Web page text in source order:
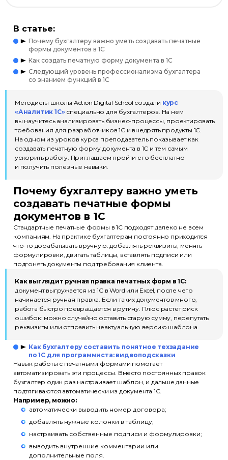
В статье:
Почему бухгалтеру важно уметь создавать печатные
формы документов в 1С
Как создать печатную форму документа в 1С
Следующий уровень профессионализма бухгалтера
со знанием функций в 1С
Методисты школы Action Digital School создали курс
«Аналитик 1С»специально для бухгалтеров. На нем
вы научитесь анализировать бизнес-процессы, проектировать
требования для разработчиков 1С и внедрять продукты 1С.
На одном из уроков курса преподаватель показывает как
создавать печатную форму документа в 1С и тем самым
ускорить работу. Приглашаем пройти его бесплатно
и получить полезные навыки.
Почему бухгалтеру важно уметь
создавать печатные формы
документов в 1С
Стандартные печатные формы в 1С подходят далеко не всем
компаниям. На практике бухгалтерам постоянно приходится
что-то дорабатывать вручную: добавлять реквизиты, менять
формулировки, двигать таблицы, вставлять подписи или
подгонять документы под требования клиента.
Как выглядит ручная правка печатных форм в 1С:
документ выгружается из 1С в Word или Excel, после чего
начинается ручная правка. Если таких документов много,
работа быстро превращается в рутину. Плюс растет риск
ошибок: можно случайно оставить старую сумму, перепутать
реквизиты или отправить неактуальную версию шаблона.
Как бухгалтеру составить понятное техзадание
по 1С для программиста: видеоподсказки
Навык работы с печатными формами помогает
автоматизировать эти процессы. Вместо постоянных правок
бухгалтер один раз настраивает шаблон, и дальше данные
подтягиваются автоматически из документа 1С.
Например, можно:
автоматически выводить номер договора;
добавлять нужные колонки в таблицу;
настраивать собственные подписи и формулировки;
выводить внутренние комментарии или
дополнительные поля.